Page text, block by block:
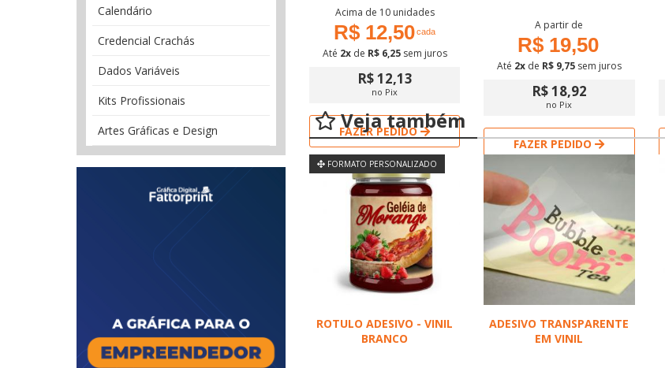
Calendário
Credencial Crachás
Dados Variáveis
Kits Profissionais
Artes Gráficas e Design
Acima de 10 unidades
R$ 12,50cada
Até 2xde R$ 6,25sem juros
R$ 12,13
no Pix
FAZER PEDIDO
Comprar pelo WhatsApp
A partir de
R$ 19,50
Até 2xde R$ 9,75sem juros
R$ 18,92
no Pix
FAZER PEDIDO
Comprar pelo WhatsApp
Veja também
FORMATO PERSONALIZADO
ROTULO ADESIVO - VINIL
BRANCO
ADESIVO TRANSPARENTE
EM VINIL